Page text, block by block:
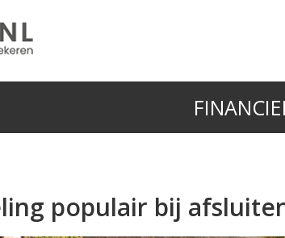
populair bij